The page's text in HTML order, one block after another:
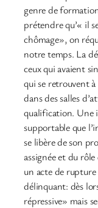
genre de
prétendre qu’« il
chômage», on
notre temps. La
ceux qui avaient
qui se retrouvent
dans des salles
qualification. Une
supportable que
se libère de son
assignée et du
un acte de rupture
délinquant: dès
répressive» mais